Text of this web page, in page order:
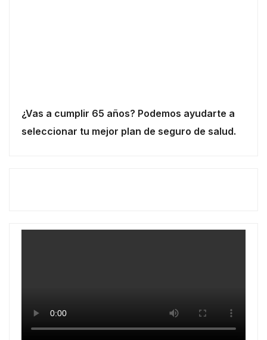
¿Vas a cumplir 65 años? Podemos ayudarte a
seleccionar tu mejor plan de seguro de salud.